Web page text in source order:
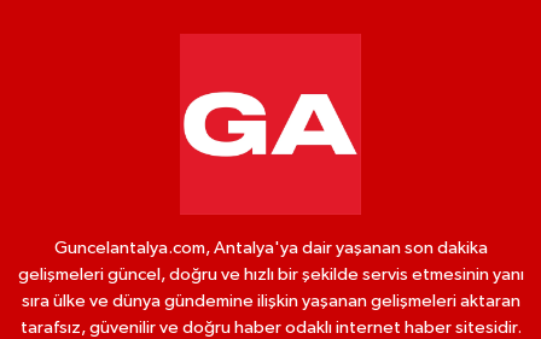
Guncelantalya.com, Antalya'ya dair yaşanan son dakika
gelişmeleri güncel, doğru ve hızlı bir şekilde servis etmesinin yanı
sıra ülke ve dünya gündemine ilişkin yaşanan gelişmeleri aktaran
tarafsız, güvenilir ve doğru haber odaklı internet haber sitesidir.